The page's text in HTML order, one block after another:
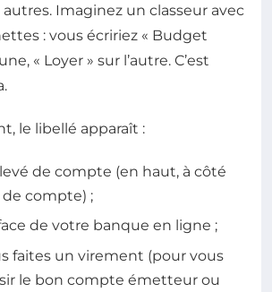
Imaginez un classeur avec
: vous écririez « Budget
« Loyer » sur l’autre. C’est
le libellé apparaît :
de compte (en haut, à côté
compte) ;
de votre banque en ligne ;
faites un virement (pour vous
le bon compte émetteur ou